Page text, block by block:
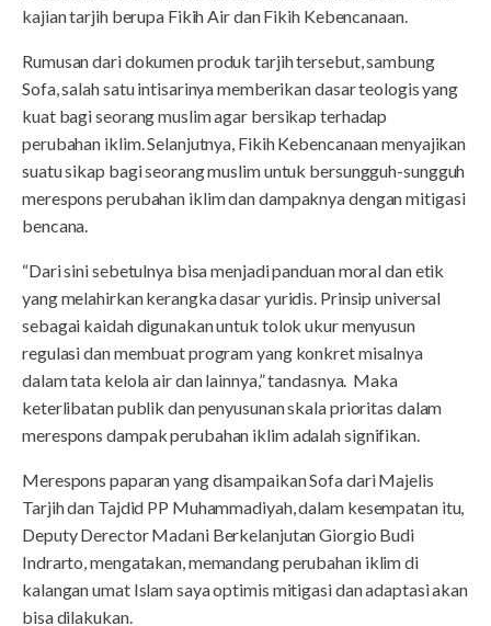
kajian tarjih berupa Fikih Air dan Fikih Kebencanaan.
Rumusan dari dokumen produk tarjih tersebut, sambung
Sofa, salah satu intisarinya memberikan dasar teologis yang
kuat bagi seorang muslim agar bersikap terhadap
perubahan iklim. Selanjutnya, Fikih Kebencanaan menyajikan
suatu sikap bagi seorang muslim untuk bersungguh-sungguh
merespons perubahan iklim dan dampaknya dengan mitigasi
bencana.
“Dari sini sebetulnya bisa menjadi panduan moral dan etik
yang melahirkan kerangka dasar yuridis. Prinsip universal
sebagai kaidah digunakan untuk tolok ukur menyusun
regulasi dan membuat program yang konkret misalnya
dalam tata kelola air dan lainnya,” tandasnya. Maka
keterlibatan publik dan penyusunan skala prioritas dalam
merespons dampak perubahan iklim adalah signifikan.
Merespons paparan yang disampaikan Sofa dari Majelis
Tarjih dan Tajdid PP Muhammadiyah, dalam kesempatan itu,
Deputy Derector Madani Berkelanjutan Giorgio Budi
Indrarto, mengatakan, memandang perubahan iklim di
kalangan umat Islam saya optimis mitigasi dan adaptasi akan
bisa dilakukan.